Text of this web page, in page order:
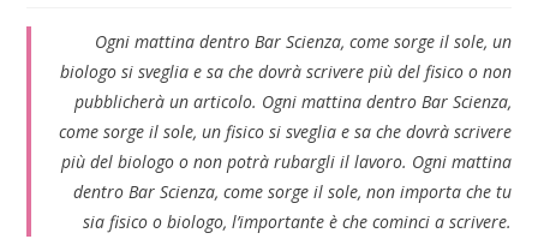
Ogni mattina dentro Bar Scienza, come sorge il sole, un
biologo si sveglia e sa che dovrà scrivere più del fisico o non
pubblicherà un articolo. Ogni mattina dentro Bar Scienza,
come sorge il sole, un fisico si sveglia e sa che dovrà scrivere
più del biologo o non potrà rubargli il lavoro. Ogni mattina
dentro Bar Scienza, come sorge il sole, non importa che tu
sia fisico o biologo, l’importante è che cominci a scrivere.